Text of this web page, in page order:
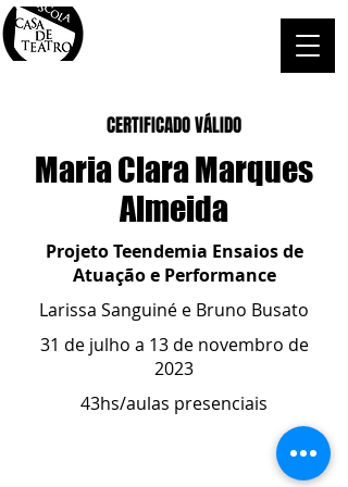
CERTIFICADO VÁLIDO
Maria Clara Marques
Almeida
Projeto Teendemia Ensaios de
Atuação e Performance
Larissa Sanguiné e Bruno Busato
31 de julho a 13 de novembro de
2023
43hs/aulas presenciais
ESCOLA CASA DE TEATRO